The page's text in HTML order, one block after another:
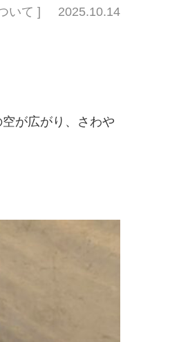
いて ] 2025.10.14
が広がり、さわや